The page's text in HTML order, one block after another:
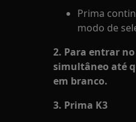
Prima
modo de
2. Para entrar
simultâneo até
em branco.
3. Prima K3